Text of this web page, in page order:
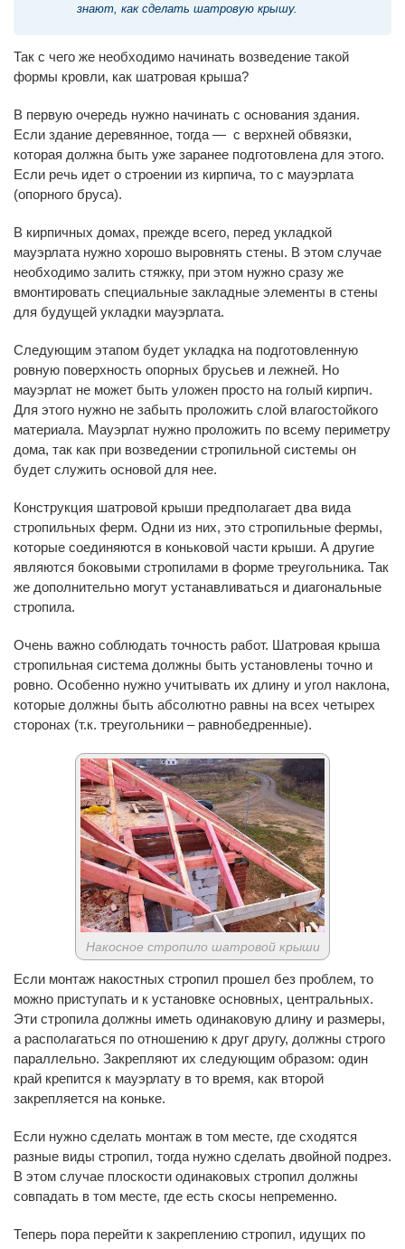
знают, как сделать шатровую крышу.
Так с чего же необходимо начинать возведение такой
формы кровли, как шатровая крыша?
В первую очередь нужно начинать с основания здания.
Если здание деревянное, тогда — с верхней обвязки,
которая должна быть уже заранее подготовлена для этого.
Если речь идет о строении из кирпича, то с мауэрлата
(опорного бруса).
В кирпичных домах, прежде всего, перед укладкой
мауэрлата нужно хорошо выровнять стены. В этом случае
необходимо залить стяжку, при этом нужно сразу же
вмонтировать специальные закладные элементы в стены
для будущей укладки мауэрлата.
Следующим этапом будет укладка на подготовленную
ровную поверхность опорных брусьев и лежней. Но
мауэрлат не может быть уложен просто на голый кирпич.
Для этого нужно не забыть проложить слой влагостойкого
материала. Мауэрлат нужно проложить по всему периметру
дома, так как при возведении стропильной системы он
будет служить основой для нее.
Конструкция шатровой крыши предполагает два вида
стропильных ферм. Одни из них, это стропильные фермы,
которые соединяются в коньковой части крыши. А другие
являются боковыми стропилами в форме треугольника. Так
же дополнительно могут устанавливаться и диагональные
стропила.
Очень важно соблюдать точность работ. Шатровая крыша
стропильная система должны быть установлены точно и
ровно. Особенно нужно учитывать их длину и угол наклона,
которые должны быть абсолютно равны на всех четырех
сторонах (т.к. треугольники – равнобедренные).
Накосное стропило шатровой крыши
Если монтаж накостных стропил прошел без проблем, то
можно приступать и к установке основных, центральных.
Эти стропила должны иметь одинаковую длину и размеры,
а располагаться по отношению к друг другу, должны строго
параллельно. Закрепляют их следующим образом: один
край крепится к мауэрлату в то время, как второй
закрепляется на коньке.
Если нужно сделать монтаж в том месте, где сходятся
разные виды стропил, тогда нужно сделать двойной подрез.
В этом случае плоскости одинаковых стропил должны
совпадать в том месте, где есть скосы непременно.
Теперь пора перейти к закреплению стропил, идущих по